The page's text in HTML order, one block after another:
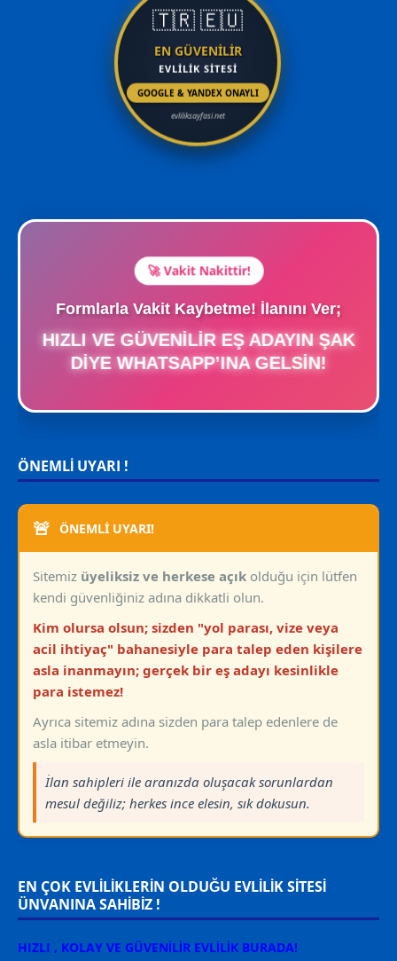
🇹🇷🇪🇺
EN GÜVENİLİR
EVLİLİK SİTESİ
GOOGLE & YANDEX ONAYLI
evliliksayfasi.net
🚀 Vakit Nakittir!
Formlarla Vakit Kaybetme! İlanını Ver;
HIZLI VE GÜVENILIR EŞ ADAYIN ŞAK
DIYE WHATSAPP’INA GELSIN!
ÖNEMLİ UYARI !
🚨 ÖNEMLİ UYARI!
Sitemiz üyeliksiz ve herkese açık olduğu için lütfen
kendi güvenliğiniz adına dikkatli olun.
Kim olursa olsun; sizden "yol parası, vize veya
acil ihtiyaç" bahanesiyle para talep eden kişilere
asla inanmayın; gerçek bir eş adayı kesinlikle
para istemez!
Ayrıca sitemiz adına sizden para talep edenlere de
asla itibar etmeyin.
İlan sahipleri ile aranızda oluşacak sorunlardan
mesul değiliz; herkes ince elesin, sık dokusun.
EN ÇOK EVLİLİKLERİN OLDUĞU EVLİLİK SİTESİ
ÜNVANINA SAHİBİZ !
HIZLI , KOLAY VE GÜVENİLİR EVLİLİK BURADA!